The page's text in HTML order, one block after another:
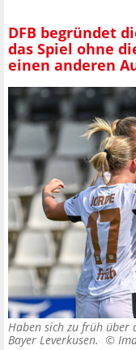
DFB begründet
das Spiel ohne
einen anderen
Haben sich zu früh über
Bayer Leverkusen. ©